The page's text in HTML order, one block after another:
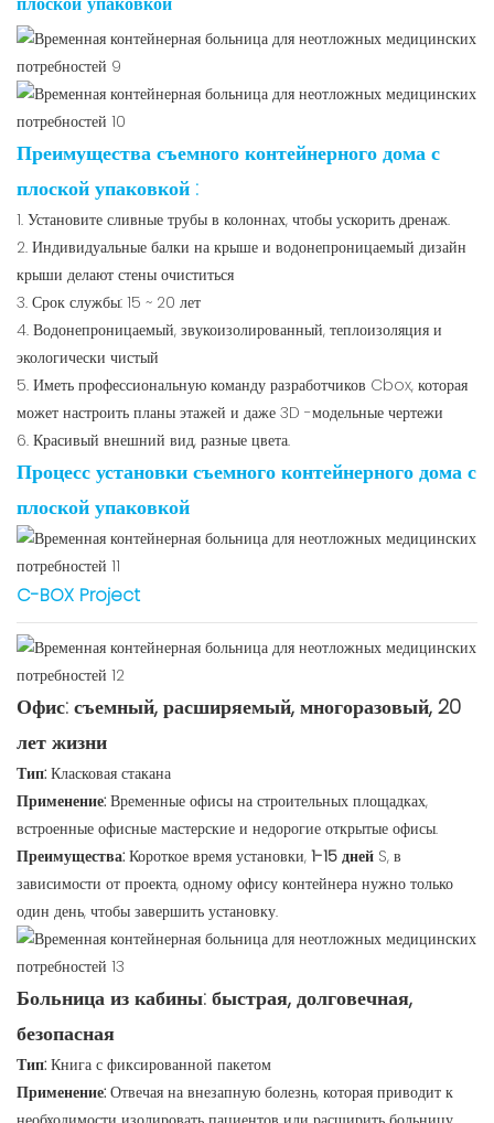
Преимущества съемного контейнерного дома с
плоской упаковкой :
1. Установите сливные трубы в колоннах, чтобы ускорить дренаж.
2. Индивидуальные балки на крыше и водонепроницаемый дизайн
крыши делают стены очиститься
3. Срок службы: 15 ~ 20 лет
4. Водонепроницаемый, звукоизолированный, теплоизоляция и
экологически чистый
5. Иметь профессиональную команду разработчиков Cbox, которая
может настроить планы этажей и даже 3D -модельные чертежи
6. Красивый внешний вид, разные цвета.
Процесс установки съемного контейнерного дома с
плоской упаковкой
C-BOX Project
Офис: съемный, расширяемый, многоразовый, 20
лет жизни
Тип: Класковая стакана
Применение: Временные офисы на строительных площадках,
встроенные офисные мастерские и недорогие открытые офисы.
Преимущества: Короткое время установки, 1-15 дней S, в
зависимости от проекта, одному офису контейнера нужно только
один день, чтобы завершить установку.
Больница из кабины: быстрая, долговечная,
безопасная
Тип: Книга с фиксированной пакетом
Применение: Отвечая на внезапную болезнь, которая приводит к